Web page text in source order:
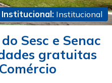
Institucional: Institucional
Sesc e Senac
gratuitas